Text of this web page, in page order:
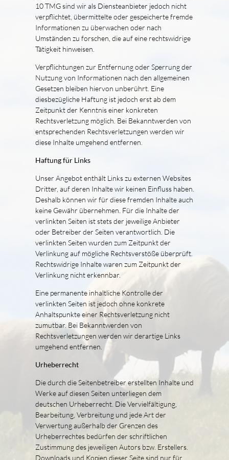
10 TMG sind wir als Diensteanbieter jedoch nicht
verpflichtet, übermittelte oder gespeicherte fremde
Informationen zu überwachen oder nach
Umständen zu forschen, die auf eine rechtswidrige
Tätigkeit hinweisen.
Verpflichtungen zur Entfernung oder Sperrung der
Nutzung von Informationen nach den allgemeinen
Gesetzen bleiben hiervon unberührt. Eine
diesbezügliche Haftung ist jedoch erst ab dem
Zeitpunkt der Kenntnis einer konkreten
Rechtsverletzung möglich. Bei Bekanntwerden von
entsprechenden Rechtsverletzungen werden wir
diese Inhalte umgehend entfernen.
Haftung für Links
Unser Angebot enthält Links zu externen Websites
Dritter, auf deren Inhalte wir keinen Einfluss haben.
Deshalb können wir für diese fremden Inhalte auch
keine Gewähr übernehmen. Für die Inhalte der
verlinkten Seiten ist stets der jeweilige Anbieter
oder Betreiber der Seiten verantwortlich. Die
verlinkten Seiten wurden zum Zeitpunkt der
Verlinkung auf mögliche Rechtsverstöße überprüft.
Rechtswidrige Inhalte waren zum Zeitpunkt der
Verlinkung nicht erkennbar.
Eine permanente inhaltliche Kontrolle der
verlinkten Seiten ist jedoch ohne konkrete
Anhaltspunkte einer Rechtsverletzung nicht
zumutbar. Bei Bekanntwerden von
Rechtsverletzungen werden wir derartige Links
umgehend entfernen.
Urheberrecht
Die durch die Seitenbetreiber erstellten Inhalte und
Werke auf diesen Seiten unterliegen dem
deutschen Urheberrecht. Die Vervielfältigung,
Bearbeitung, Verbreitung und jede Art der
Verwertung außerhalb der Grenzen des
Urheberrechtes bedürfen der schriftlichen
Zustimmung des jeweiligen Autors bzw. Erstellers.
Downloads und Kopien dieser Seite sind nur für